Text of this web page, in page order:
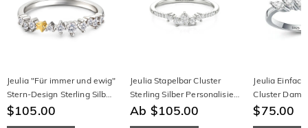
Jeulia "Für immer und ewig"
Stern-Design Sterling Silber
Damen Bandring Ehering
$105.00
Jeulia Stapelbar Cluster
Sterling Silber Personalisiert
Ring
Ab $105.00
Jeulia
Cluster
Stapelbar
$75.00